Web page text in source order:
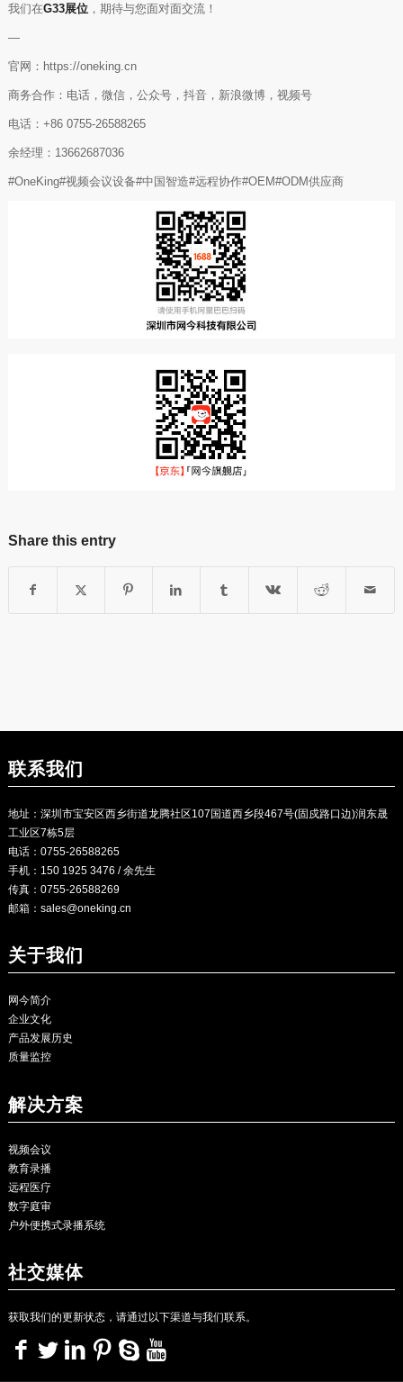
我们在G33展位，期待与您面对面交流！
—
官网：https://oneking.cn
商务合作：电话，微信，公众号，抖音，新浪微博，视频号
电话：+86 0755-26588265
余经理：13662687036
#OneKing#视频会议设备#中国智造#远程协作#OEM#ODM供应商
Share this entry
联系我们
地址：深圳市宝安区西乡街道龙腾社区107国道西乡段467号(固戍路口边)润东晟
工业区7栋5层
电话：0755-26588265
手机：150 1925 3476 / 余先生
传真：0755-26588269
邮箱： sales@oneking.cn
关于我们
网今简介
企业文化
产品发展历史
质量监控
解决方案
视频会议
教育录播
远程医疗
数字庭审
户外便携式录播系统
社交媒体
获取我们的更新状态，请通过以下渠道与我们联系。